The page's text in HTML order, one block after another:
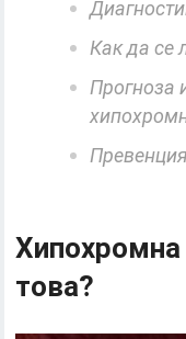
Как да се
Прогноза
това?